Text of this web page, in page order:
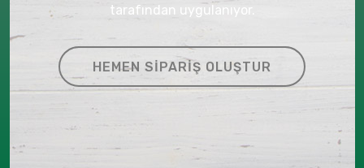
tarafından uygulanıyor.
HEMEN SIPARIŞ OLUŞTUR